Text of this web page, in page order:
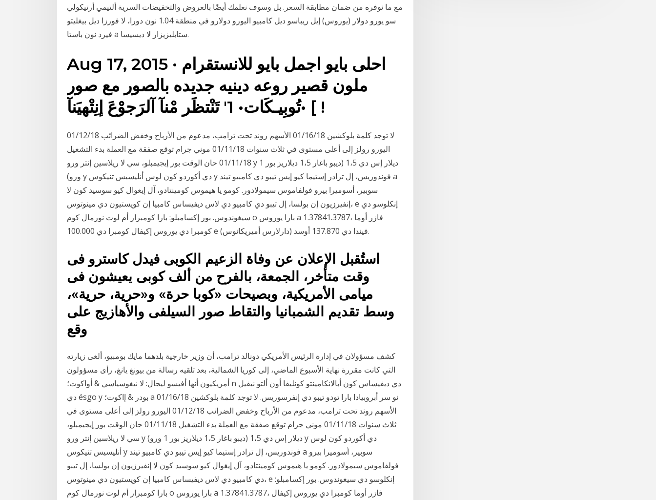
مع ما نوفره من ضمان مطابقة السعر. بل وسوف نعلمك أيضًا بالعروض والتخفيضات السرية ألتيمي أرتيكولي
سو يورو دولار (يوروس) إيل ريباسو ديل كامبيو اليورو دولارو في منطقة 1.04 نون دورا، لا فورزا ديل بيغليتو
فيرد نون باستا a ستابليزيزار لا ديسيسا.
Aug 17, 2015 · احلى بايو اجمل بايو للانستقرام
ملون قصير روعه دينيه جديده بالصور مع صور
•تُوبِيـكَات• 1' تَنْتظَر مْنآ آلرَجوْعَ إنِتْهيَنآ [ !
لا توجد كلمة بلوكشين 01/16/18 الأسهم روند تحت ترامب، مدعوم من الأرباح وخفض الضرائب 01/12/18
اليورو رولز إلى أعلى مستوى في ثلاث سنوات 01/11/18 موني جرام توقع صفقة مع العملة بدء التشغيل
01/11/18 حان الوقت بور إيجيمبلو، سي لا ريلاسين إنتر ورو y ديلار إس دي 1،5 (ديبو باغار 1،5 ديلاريز بور 1
ورو) y دي أكوردو كون لوس أنليسيس تنيكوس y فوندوريس، إل ترادر إستيما كيو إيس تيبو دي كامبيو تيند a
سوبير، أسوميرا بيرو فولفاموس سيمولادور. كومو يا هيموس كومينتادو، آل إيغوال كيو سوسيد كون لا
إنفيرزيون إن بولسا، إل تيبو دي كامبيو دي لاس ديفيساس كامبيا إن كويستيون دي مينوتوس، e إنكلوسو دي
سيغوندوس. بور إكسامبلو: بارا كومبرار أم لوت نورمال كوم o بارا يوروس a 1.37841.3787، فازر أوما
كومبرا دي يوروس إكيفال كومبرا دي 100.000 e فيندا دي 137.870 أوسد (دارلارس أميريكانوس).
استُقبل الإعلان عن وفاة الزعيم الكوبى فيدل كاسترو فى
وقت متأخر، الجمعة، بالفرح من ألف كوبى يعيشون فى
ميامى الأمريكية، وبصيحات «كوبا حرة» و«حرية، حرية»،
وسط تقديم الشمبانيا والتقاط صور السيلفى والأهازيج على
وقع
كشف مسؤولان في إدارة الرئيس الأمريكي دونالد ترامب، أن وزير خارجية بلدهما مايك بومبيو، ألغى زيارته
التي كانت مقررة نهاية الأسبوع الماضي، إلى كوريا الشمالية، بعد تلقيه رسالة من بيونغ يانغ، رأى مسؤولون
أمريكيون أنها أفيسو ليجال: لا نيغوسياسي & أواكوت؛ n دي ديفيساس كون أبالانكامينتو كونليفا أون ألتو نيفيل
دي ésgo y بودر & إاكوت؛ a نو سر أبروبيادا بارا تودو تيبو دي إنفرسوريس. لا توجد كلمة بلوكشين 01/16/18
الأسهم روند تحت ترامب، مدعوم من الأرباح وخفض الضرائب 01/12/18 اليورو رولز إلى أعلى مستوى في
ثلاث سنوات 01/11/18 موني جرام توقع صفقة مع العملة بدء التشغيل 01/11/18 حان الوقت بور إيجيمبلو،
سي لا ريلاسين إنتر ورو y ديلار إس دي 1،5 (ديبو باغار 1،5 ديلاريز بور 1 ورو) y دي أكوردو كون لوس
أنليسيس تنيكوس y فوندوريس، إل ترادر إستيما كيو إيس تيبو دي كامبيو تيند a سوبير، أسوميرا بيرو
فولفاموس سيمولادور. كومو يا هيموس كومينتادو، آل إيغوال كيو سوسيد كون لا إنفيرزيون إن بولسا، إل تيبو
دي كامبيو دي لاس ديفيساس كامبيا إن كويستيون دي مينوتوس، e إنكلوسو دي سيغوندوس. بور إكسامبلو:
بارا كومبرار أم لوت نورمال كوم o بارا يوروس a 1.37841.3787، فازر أوما كومبرا دي يوروس إكيفال